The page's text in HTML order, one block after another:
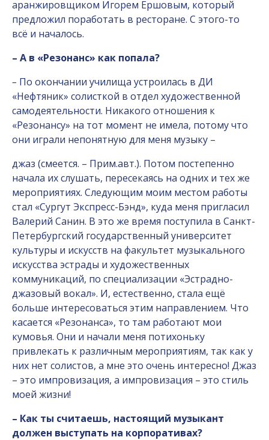
аранжировщиком Игорем Ершовым, который
предложил поработать в ресторане. С этого-то
всё и началось.
– А в «Резонанс» как попала?
– По окончании училища устроилась в ДИ
«Нефтяник» солисткой в отдел художественной
самодеятельности. Никакого отношения к
«Резонансу» на тот момент не имела, потому что
они играли непонятную для меня музыку –
джаз (смеется. – Прим.авт.). Потом постепенно
начала их слушать, пересекаясь на одних и тех же
мероприятиях. Следующим моим местом работы
стал «Сургут Экспресс-Бэнд», куда меня пригласил
Валерий Санин. В это же время поступила в Санкт-
Петербургский государственный университет
культуры и искусств на факультет музыкального
искусства эстрады и художественных
коммуникаций, по специализации «Эстрадно-
джазовый вокал». И, естественно, стала ещё
больше интересоваться этим направлением. Что
касается «Резонанса», то там работают мои
кумовья. Они и начали меня потихоньку
привлекать к различным мероприятиям, так как у
них нет солистов, а мне это очень интересно! Джаз
– это импровизация, а импровизация – это стиль
моей жизни!
– Как ты считаешь, настоящий музыкант
должен выступать на корпоративах?